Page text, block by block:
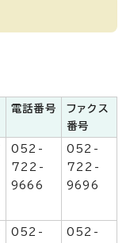
電話番号
ファクス
番号
052-
722-
9666
052-
722-
9696
052-
052-